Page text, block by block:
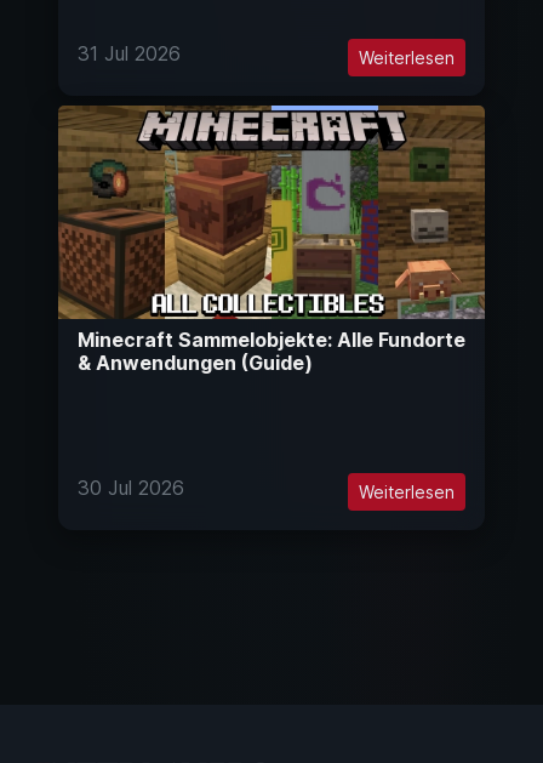
31 Jul 2026 Weiterlesen
Minecraft Sammelobjekte: Alle Fundorte
& Anwendungen (Guide)
30 Jul 2026 Weiterlesen